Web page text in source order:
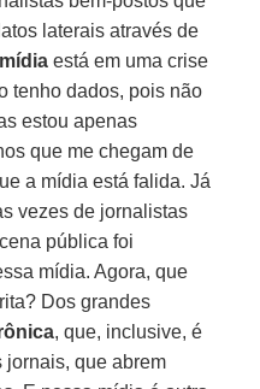
laterais através de
mídia está em uma crise
tenho dados, pois não
estou apenas
que me chegam de
a mídia está falida. Já
vezes de jornalistas
pública foi
mídia. Agora, que
Dos grandes
, que, inclusive, é
jornais, que abrem